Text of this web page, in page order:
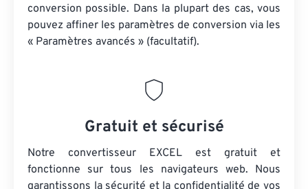
conversion possible. Dans la plupart des cas, vous
pouvez affiner les paramètres de conversion via les
« Paramètres avancés » (facultatif).
Gratuit et sécurisé
Notre convertisseur EXCEL est gratuit et
fonctionne sur tous les navigateurs web. Nous
garantissons la sécurité et la confidentialité de vos